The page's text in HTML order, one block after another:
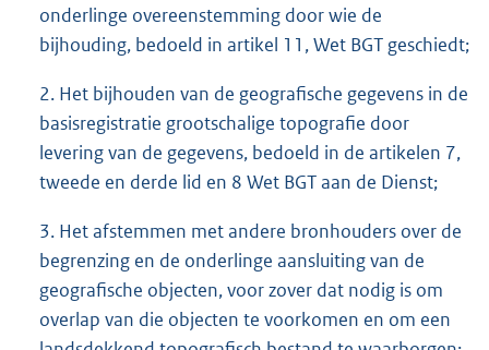
onderlinge overeenstemming door wie de
bijhouding, bedoeld in artikel 11, Wet BGT geschiedt;
2. Het bijhouden van de geografische gegevens in de
basisregistratie grootschalige topografie door
levering van de gegevens, bedoeld in de artikelen 7,
tweede en derde lid en 8 Wet BGT aan de Dienst;
3. Het afstemmen met andere bronhouders over de
begrenzing en de onderlinge aansluiting van de
geografische objecten, voor zover dat nodig is om
overlap van die objecten te voorkomen en om een